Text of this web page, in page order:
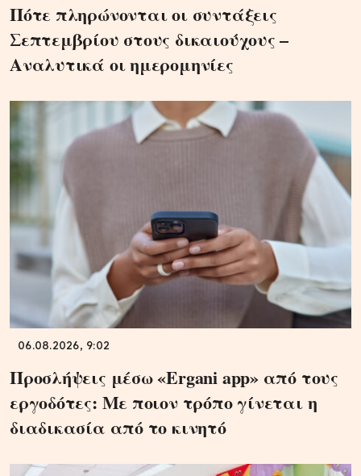
Πότε πληρώνονται οι συντάξεις
Σεπτεμβρίου στους δικαιούχους –
Αναλυτικά οι ημερομηνίες
06.08.2026, 9:02
Προσλήψεις μέσω «Ergani app» από τους
εργοδότες: Με ποιον τρόπο γίνεται η
διαδικασία από το κινητό